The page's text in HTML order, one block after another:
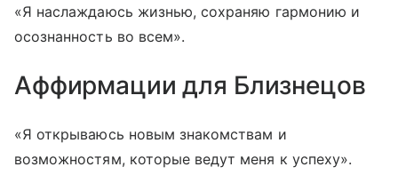
«Я наслаждаюсь жизнью, сохраняю гармонию и
осознанность во всем».
Аффирмации для Близнецов
«Я открываюсь новым знакомствам и
возможностям, которые ведут меня к успеху».